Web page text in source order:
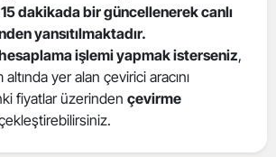
dakikada bir güncellenerek canlı
yansıtılmaktadır.
işlemi yapmak isterseniz,
yer alan çevirici aracını
fiyatlar üzerinden çevirme